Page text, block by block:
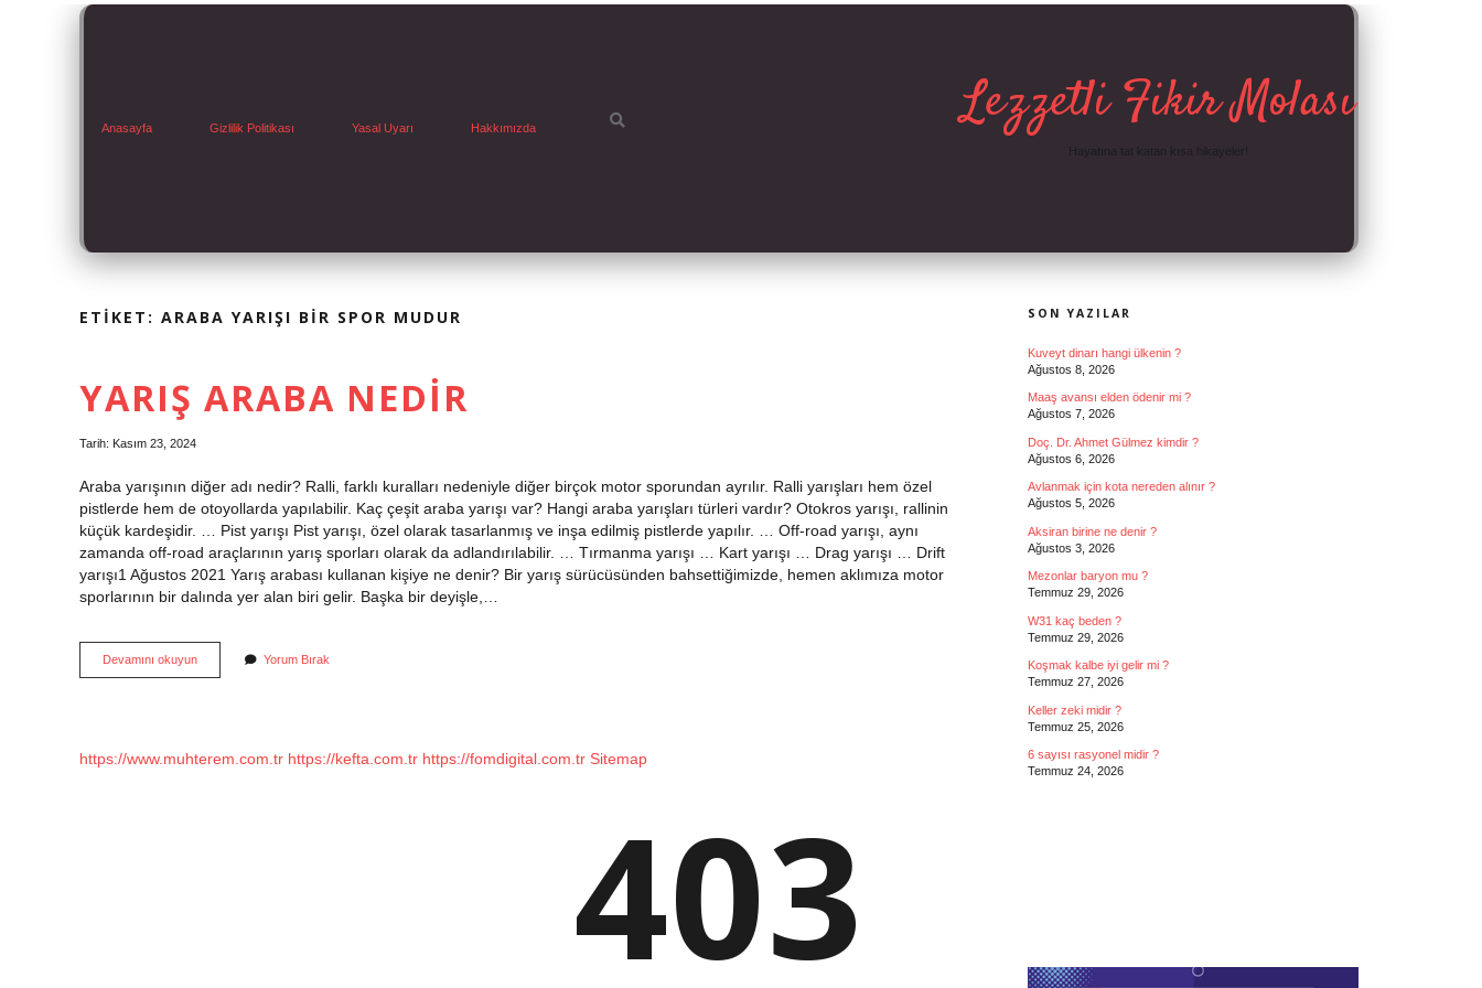
Anasayfa Gizlilik Politikası Yasal Uyarı Hakkımızda Lezzetli Fikir Molası
ETIKET: ARABA YARIŞI BIR SPOR MUDUR
YARIŞ ARABA NEDIR
Tarih: Kasım 23, 2024
Araba yarışının diğer adı nedir? Ralli, farklı kuralları nedeniyle diğer birçok motor sporundan ayrılır. Ralli yarışları hem özel
pistlerde hem de otoyollarda yapılabilir. Kaç çeşit araba yarışı var? Hangi araba yarışları türleri vardır? Otokros yarışı, rallinin
küçük kardeşidir. … Pist yarışı Pist yarışı, özel olarak tasarlanmış ve inşa edilmiş pistlerde yapılır. … Off-road yarışı, aynı
zamanda off-road araçlarının yarış sporları olarak da adlandırılabilir. … Tırmanma yarışı … Kart yarışı … Drag yarışı … Drift
yarışı1 Ağustos 2021 Yarış arabası kullanan kişiye ne denir? Bir yarış sürücüsünden bahsettiğimizde, hemen aklımıza motor
sporlarının bir dalında yer alan biri gelir. Başka bir deyişle,…
Devamını okuyunYarış
Araba
Yorum Bırak
https://www.muhterem.com.tr https://kefta.com.tr https://fomdigital.com.tr Sitemap
SIDEBAR
SON YAZILAR
Kuveyt dinarı hangi ülkenin ?
Ağustos 8, 2026
Maaş avansı elden ödenir mi ?
Ağustos 7, 2026
Doç. Dr. Ahmet Gülmez kimdir ?
Ağustos 6, 2026
Avlanmak için kota nereden alınır ?
Ağustos 5, 2026
Aksiran birine ne denir ?
Ağustos 3, 2026
Mezonlar baryon mu ?
Temmuz 29, 2026
W31 kaç beden ?
Temmuz 29, 2026
Koşmak kalbe iyi gelir mi ?
Temmuz 27, 2026
Keller zeki midir ?
Temmuz 25, 2026
6 sayısı rasyonel midir ?
Temmuz 24, 2026
403